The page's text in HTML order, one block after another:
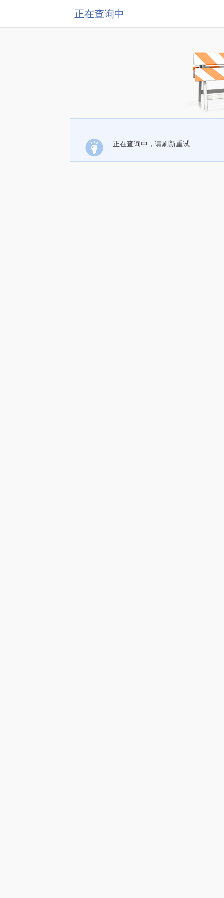
正在查询中
正在查询中，请刷新重试